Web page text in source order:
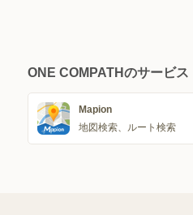
ONE COMPATHのサービス
Mapion
地図検索、ルート検索